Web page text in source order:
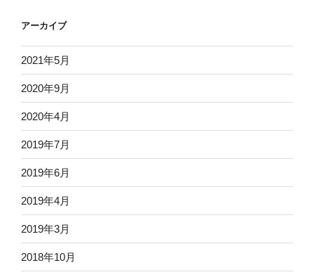
アーカイブ
2021年5月
2020年9月
2020年4月
2019年7月
2019年6月
2019年4月
2019年3月
2018年10月